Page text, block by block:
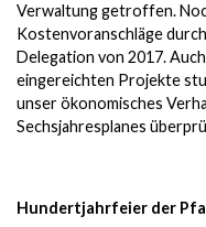
Verwaltung getroffen.
Kostenvoranschläge
Delegation von 2017.
eingereichten Projekte
unser ökonomisches
Sechsjahresplanes
Hundertjahrfeier der